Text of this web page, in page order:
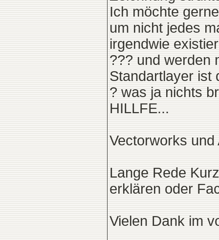
Ich möchte
um nicht jedes
irgendwie
??? und werden
Standartlayer ist
? was ja nichts
HILLFE...
Vectorworks
Lange Rede
erklären oder
Vielen Dank im